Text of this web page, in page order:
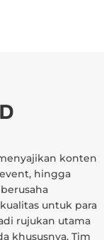
konten
hingga
untuk para
rujukan utama
khususnya. Tim